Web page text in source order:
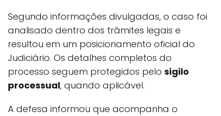
Segundo informações divulgadas, o caso foi
analisado dentro dos trâmites legais e
resultou em um posicionamento oficial do
Judiciário. Os detalhes completos do
processo seguem protegidos pelo sigilo
processual, quando aplicável.
A defesa informou que acompanha o